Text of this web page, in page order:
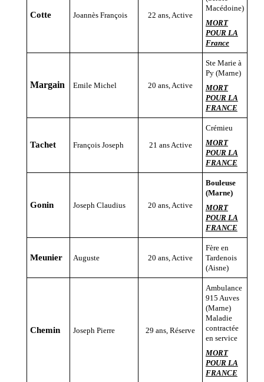
Cotte Joannès François 22 ans, Active
Macédoine)
MORT
POUR LA
France
Margain Emile Michel 20 ans, Active
Ste Marie à
Py (Marne)
MORT
POUR LA
FRANCE
Tachet François Joseph 21 ans Active
Crémieu
MORT
POUR LA
FRANCE
Gonin Joseph Claudius 20 ans, Active
Bouleuse
(Marne)
MORT
POUR LA
FRANCE
Meunier Auguste 20 ans, Active
Fère en
Tardenois
(Aisne)
Chemin Joseph Pierre 29 ans, Réserve
Ambulance
915 Auves
(Marne)
Maladie
contractée
en service
MORT
POUR LA
FRANCE